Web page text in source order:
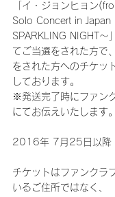
「イ・ジョンヒョン
Solo Concert in Japan
SPARKLING NIGHT～
てご当選をされた方で
をされた方へのチケッ
しております。
※発送完了時にファン
にてお伝えいたします。
2016年 7月25日以降
チケットはファンクラ
いるご住所ではなく、